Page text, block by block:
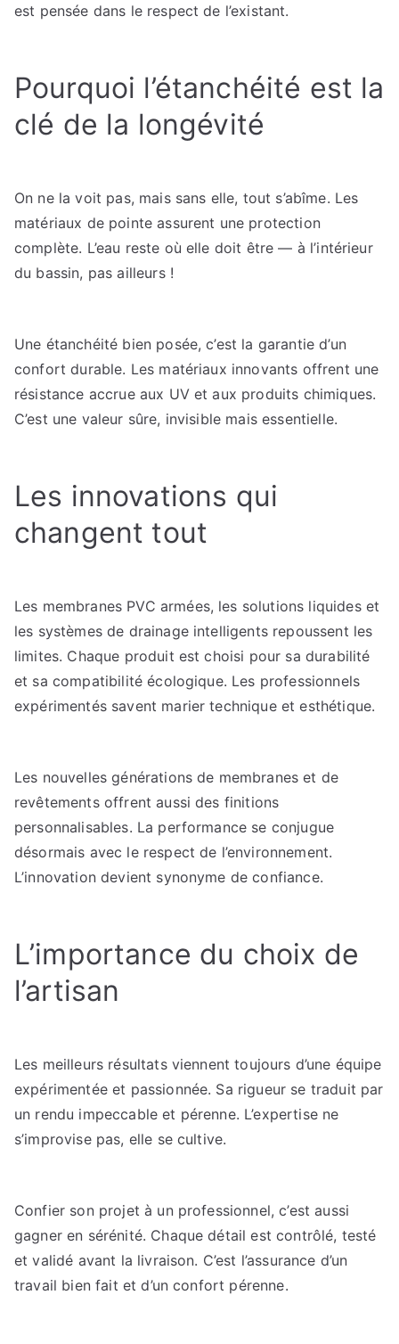
est pensée dans le respect de l’existant.
Pourquoi l’étanchéité est la
clé de la longévité
On ne la voit pas, mais sans elle, tout s’abîme. Les
matériaux de pointe assurent une protection
complète. L’eau reste où elle doit être — à l’intérieur
du bassin, pas ailleurs !
Une étanchéité bien posée, c’est la garantie d’un
confort durable. Les matériaux innovants offrent une
résistance accrue aux UV et aux produits chimiques.
C’est une valeur sûre, invisible mais essentielle.
Les innovations qui
changent tout
Les membranes PVC armées, les solutions liquides et
les systèmes de drainage intelligents repoussent les
limites. Chaque produit est choisi pour sa durabilité
et sa compatibilité écologique. Les professionnels
expérimentés savent marier technique et esthétique.
Les nouvelles générations de membranes et de
revêtements offrent aussi des finitions
personnalisables. La performance se conjugue
désormais avec le respect de l’environnement.
L’innovation devient synonyme de confiance.
L’importance du choix de
l’artisan
Les meilleurs résultats viennent toujours d’une équipe
expérimentée et passionnée. Sa rigueur se traduit par
un rendu impeccable et pérenne. L’expertise ne
s’improvise pas, elle se cultive.
Confier son projet à un professionnel, c’est aussi
gagner en sérénité. Chaque détail est contrôlé, testé
et validé avant la livraison. C’est l’assurance d’un
travail bien fait et d’un confort pérenne.